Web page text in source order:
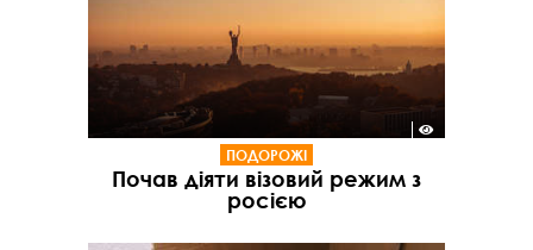
ПОДОРОЖІ
Почав діяти візовий режим з
росією